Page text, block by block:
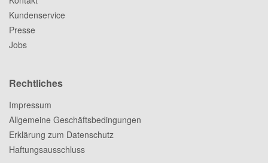
Kundenservice
Presse
Jobs
Rechtliches
Impressum
Allgemeine Geschäftsbedingungen
Erklärung zum Datenschutz
Haftungsausschluss